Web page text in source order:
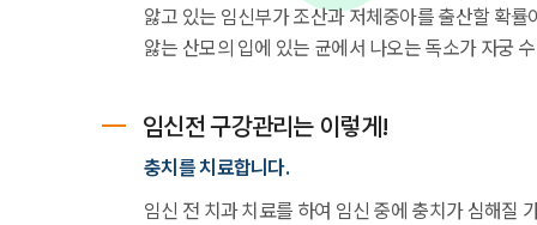
앓고 있는 임신부가 조산과 저체중아를 출산할 확
앓는 산모의 입에 있는 균에서 나오는 독소가 자궁
임신전 구강관리는 이렇게!
충치를 치료합니다.
임신 전 치과 치료를 하여 임신 중에 충치가 심해질